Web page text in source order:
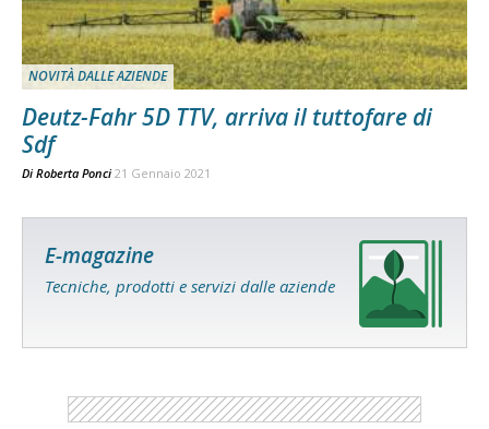
NOVITÀ DALLE AZIENDE
Deutz-Fahr 5D TTV, arriva il tuttofare di
Sdf
Di Roberta Ponci 21 Gennaio 2021
E-magazine
Tecniche, prodotti e servizi dalle aziende